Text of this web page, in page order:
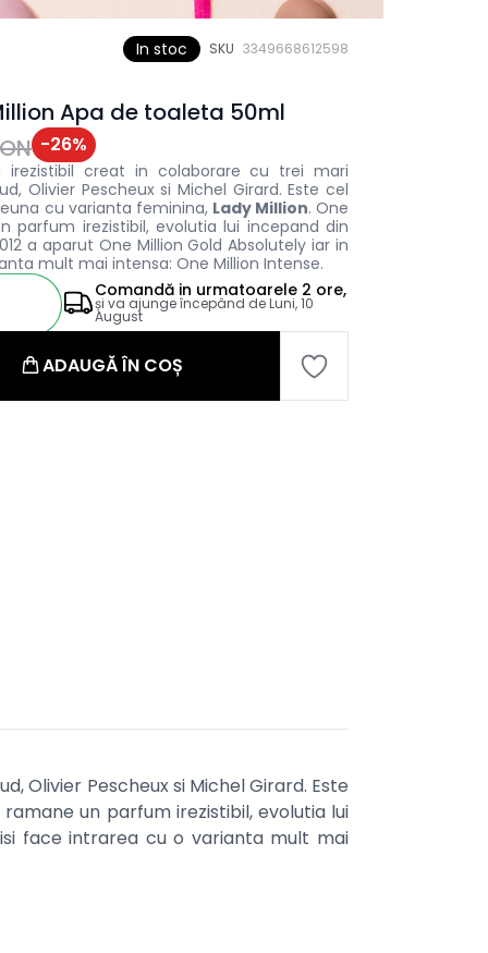
In stoc SKU 3349668612598
Apa de toaleta 50ml
-26%
creat in colaborare cu trei mari
Olivier Pescheux si Michel Girard. Este cel
cu varianta feminina, Lady Million. One
parfum irezistibil, evolutia lui incepand din
a aparut One Million Gold Absolutely iar in
mult mai intensa: One Million Intense.
Comandă in urmatoarele 2 ore,
și va ajunge începând deLuni, 10
August
ADAUGĂ ÎN COȘ
Olivier Pescheux si Michel Girard. Este
un parfum irezistibil, evolutia lui
face intrarea cu o varianta mult mai